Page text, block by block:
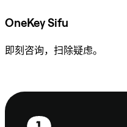
OneKey Sifu
即刻咨询，扫除疑虑。
页